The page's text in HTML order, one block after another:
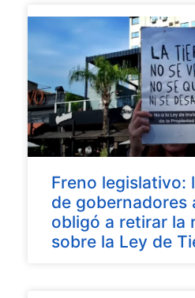
Freno legislativo:
de gobernadores
obligó a retirar la
sobre la Ley de